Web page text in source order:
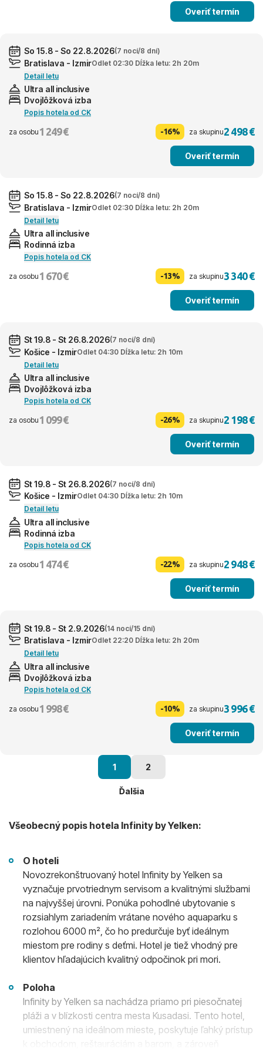
Overiť termín
So 15.8 - So 22.8.2026(7 nocí/8 dní)
Bratislava - IzmirOdlet 02:30 Dĺžka letu: 2h 20m
Detail letu
Ultra all inclusive
Dvojlôžková izba
Popis hotela od CK
za osobu 1 249 € -16% za skupinu2 498 €
Overiť termín
So 15.8 - So 22.8.2026(7 nocí/8 dní)
Bratislava - IzmirOdlet 02:30 Dĺžka letu: 2h 20m
Detail letu
Ultra all inclusive
Rodinná izba
Popis hotela od CK
za osobu 1 670 € -13% za skupinu3 340 €
Overiť termín
St 19.8 - St 26.8.2026(7 nocí/8 dní)
Košice - IzmirOdlet 04:30 Dĺžka letu: 2h 10m
Detail letu
Ultra all inclusive
Dvojlôžková izba
Popis hotela od CK
za osobu 1 099 € -26% za skupinu2 198 €
Overiť termín
St 19.8 - St 26.8.2026(7 nocí/8 dní)
Košice - IzmirOdlet 04:30 Dĺžka letu: 2h 10m
Detail letu
Ultra all inclusive
Rodinná izba
Popis hotela od CK
za osobu 1 474 € -22% za skupinu2 948 €
Overiť termín
St 19.8 - St 2.9.2026(14 nocí/15 dní)
Bratislava - IzmirOdlet 22:20 Dĺžka letu: 2h 20m
Detail letu
Ultra all inclusive
Dvojlôžková izba
Popis hotela od CK
za osobu 1 998 € -10% za skupinu3 996 €
Overiť termín
1 2
Ďalšia
Všeobecný popis hotela Infinity by Yelken:
O hoteli
Novozrekonštruovaný hotel Infinity by Yelken sa
vyznačuje prvotriednym servisom a kvalitnými službami
na najvyššej úrovni. Ponúka pohodlné ubytovanie s
rozsiahlym zariadením vrátane nového aquaparku s
rozlohou 6000 m², čo ho predurčuje byť ideálnym
miestom pre rodiny s deťmi. Hotel je tiež vhodný pre
klientov hľadajúcich kvalitný odpočinok pri mori.
Poloha
Infinity by Yelken sa nachádza priamo pri piesočnatej
pláži a v blízkosti centra mesta Kusadasi. Tento hotel,
umiestnený na ideálnom mieste, poskytuje ľahký prístup